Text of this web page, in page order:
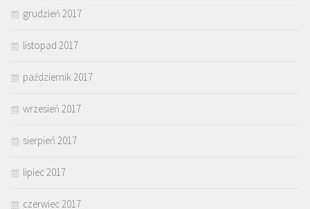
grudzień 2017
listopad 2017
październik 2017
wrzesień 2017
sierpień 2017
lipiec 2017
czerwiec 2017